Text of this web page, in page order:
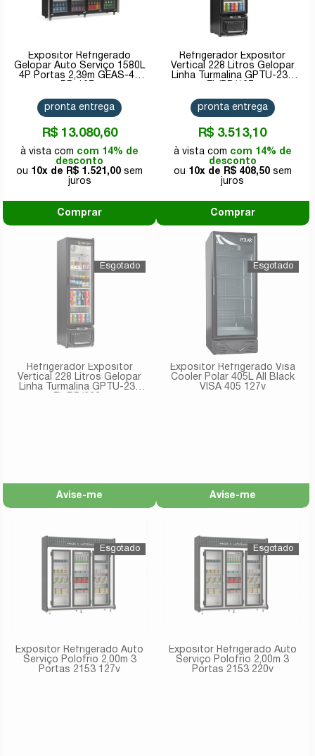
Expositor Refrigerado
Gelopar Auto Serviço 1580L
4P Portas 2,39m GEAS-4P
R$ 13.080,60
com 14% de
desconto
10x de
R$ 1.521,00
pronta entrega
Comprar
Refrigerador Expositor
Vertical 228 Litros Gelopar
Linha Turmalina GPTU-230
R$ 3.513,10
com 14% de
desconto
10x de
R$ 408,50
pronta entrega
Comprar
Refrigerador Expositor
Vertical 228 Litros Gelopar
Linha Turmalina GPTU-230
Avise-me
Expositor Refrigerado Visa
Cooler Polar 405L All Black
VISA 405 127v
Avise-me
Expositor Refrigerado Auto
Serviço Polofrio 2,00m 3
Portas 2153 127v
Expositor Refrigerado Auto
Serviço Polofrio 2,00m 3
Portas 2153 220v